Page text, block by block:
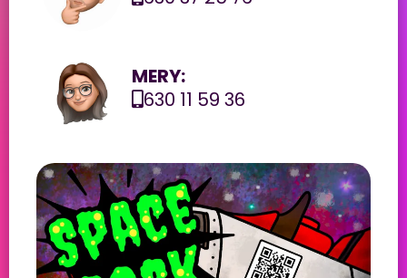
MERY:
630 11 59 36